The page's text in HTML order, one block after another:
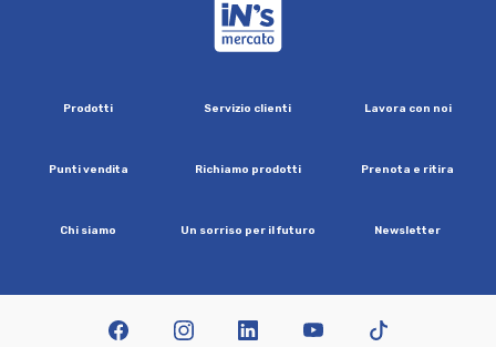
Prodotti Servizio clienti Lavora con noi
Puntivendita Richiamo prodotti Prenota e ritira
Chi siamo Un sorriso per ilfuturo Newsletter
facebookinstagram linkedin youtubetiktok